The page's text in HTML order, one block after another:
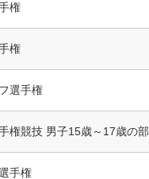
権
権
選手権
権競技 男子15歳～17歳の部
手権